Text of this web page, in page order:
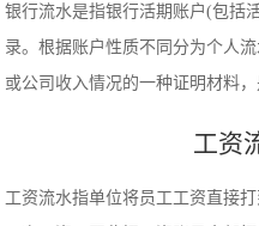
银行流水是指银行活期账户(包括
录。根据账户性质不同分为个人
或公司收入情况的一种证明材料
工资
工资流水指单位将员工工资直接